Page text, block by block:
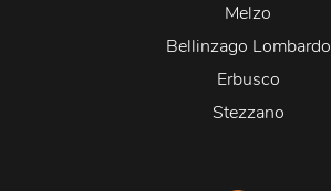
Melzo
Bellinzago Lombardo
Erbusco
Stezzano